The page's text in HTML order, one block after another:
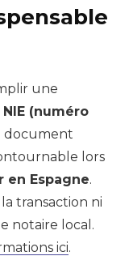
une
NIE (numéro
document
lors
en Espagne.
transaction ni
notaire local.
ici.